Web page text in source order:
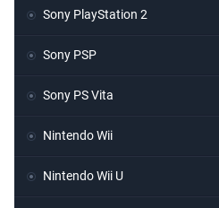
Sony PlayStation 2
Sony PSP
Sony PS Vita
Nintendo Wii
Nintendo Wii U